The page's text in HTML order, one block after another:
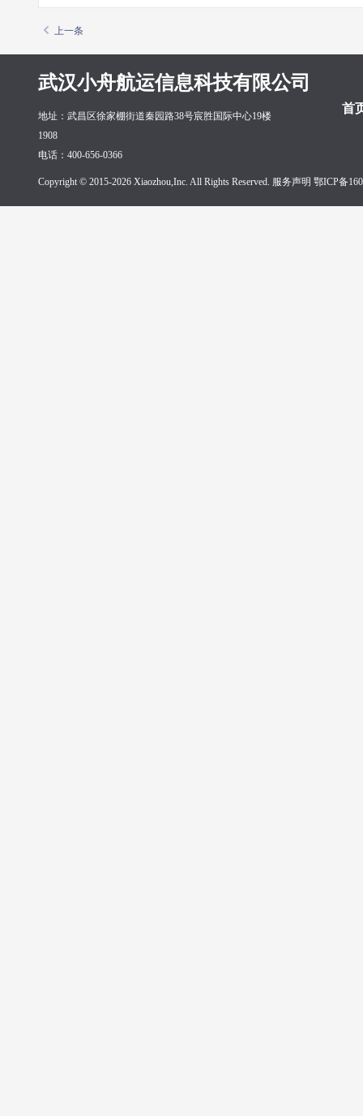
上一条
武汉小舟航运信息科技有限公司
首
地址：武昌区徐家棚街道秦园路38号宸胜国际中心19楼
1908
电话：400-656-0366
Copyright © 2015-2026 Xiaozhou,Inc. All Rights Reserved. 服务声明 鄂ICP备